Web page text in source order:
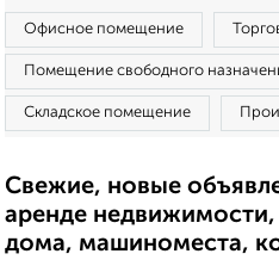
Офисное помещение
Помещение свободного
Складское помещение
Свежие, новые
аренде
дома, машиноместа,